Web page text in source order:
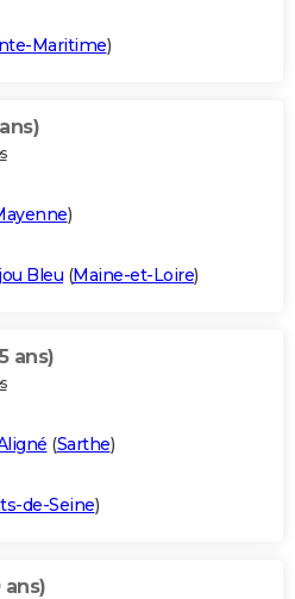
Maritime)
)
Bleu (Maine-et-Loire)
ans)
(Sarthe)
de-Seine)
ans)